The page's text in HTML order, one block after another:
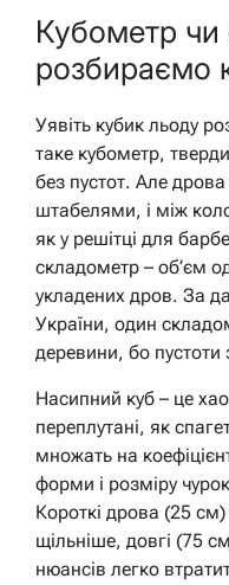
Кубометр чи
розбираємо
Уявіть кубик льоду
таке кубометр,
без пустот. Але
штабелями, і між
як у решітці для
складометр – об’єм
укладених дров. За
України, один
деревини, бо
Насипний куб – це
переплутані, як
множать на
форми і розміру
Короткі дрова (25
щільніше, довгі (75
нюансів легко